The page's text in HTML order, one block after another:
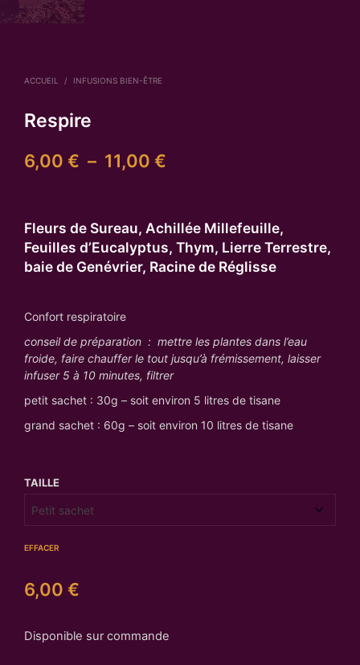
ACCUEIL / INFUSIONS BIEN-ÊTRE
Respire
6,00 € – 11,00 €
6,00 €
à
Fleurs de Sureau, Achillée Millefeuille,
Feuilles d’Eucalyptus, Thym, Lierre Terrestre,
baie de Genévrier, Racine de Réglisse
Confort respiratoire
conseil de préparation : mettre les plantes dans l’eau
froide, faire chauffer le tout jusqu’à frémissement, laisser
infuser 5 à 10 minutes, filtrer
petit sachet : 30g – soit environ 5 litres de tisane
grand sachet : 60g – soit environ 10 litres de tisane
TAILLE
EFFACER
6,00 €
Disponible sur commande